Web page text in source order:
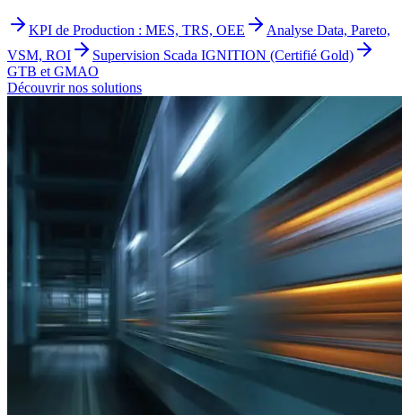
KPI de Production : MES, TRS, OEE
Analyse Data, Pareto,
VSM, ROI
Supervision Scada IGNITION (Certifié Gold)
GTB et GMAO
Découvrir nos solutions